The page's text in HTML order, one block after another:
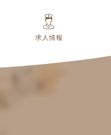
求人情報